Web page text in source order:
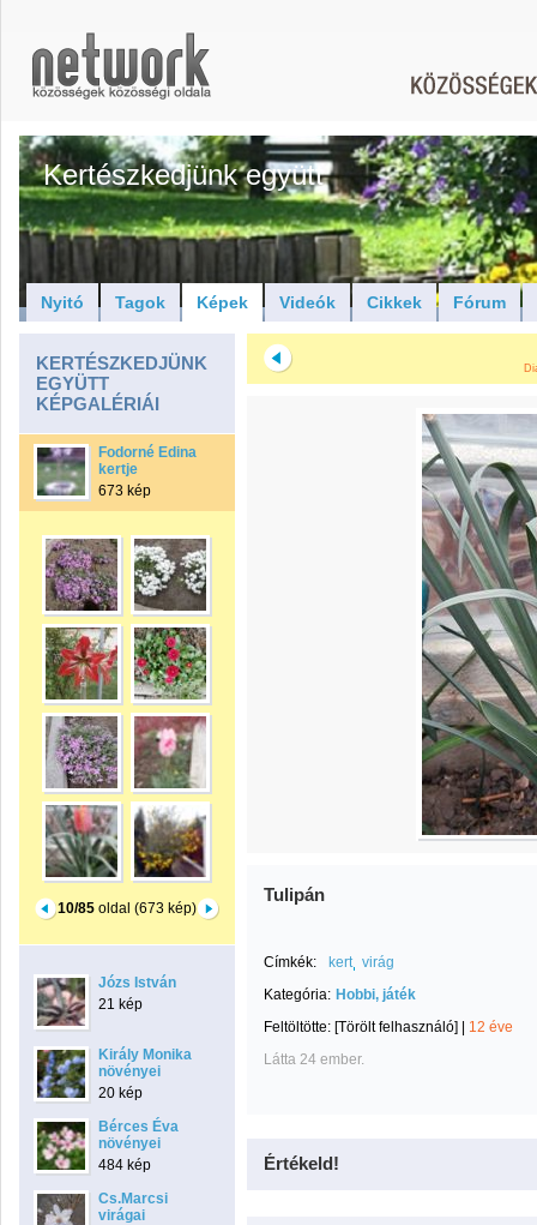
Kertészkedjünk együtt
Nyitó Tagok Képek Videók Cikkek Fórum
KERTÉSZKEDJÜNK
EGYÜTT
KÉPGALÉRIÁI
Fodorné Edina
kertje
673 kép
10/85 oldal (673 kép)
Józs István
21 kép
Király Monika
növényei
20 kép
Bérces Éva
növényei
484 kép
Cs.Marcsi
virágai
Tulipán
Címkék: kert virág
Kategória: Hobbi, játék
Feltöltötte: [Törölt felhasználó]
12 éve
Látta 24 ember.
Értékeld!